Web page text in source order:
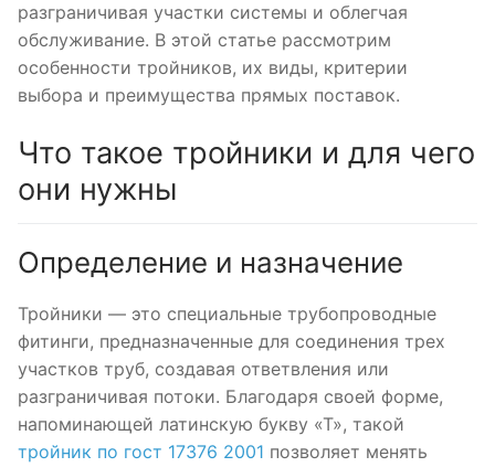
разграничивая участки системы и облегчая
обслуживание. В этой статье рассмотрим
особенности тройников, их виды, критерии
выбора и преимущества прямых поставок.
Что такое тройники и для чего
они нужны
Определение и назначение
Тройники — это специальные трубопроводные
фитинги, предназначенные для соединения трех
участков труб, создавая ответвления или
разграничивая потоки. Благодаря своей форме,
напоминающей латинскую букву «Т», такой
тройник по гост 17376 2001 позволяет менять